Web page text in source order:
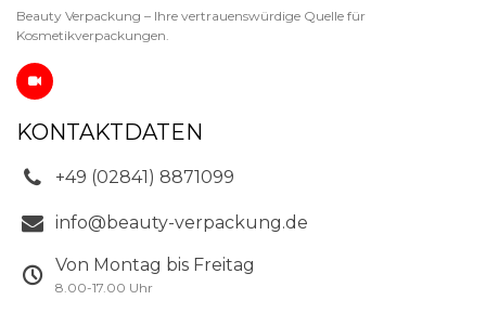
Beauty Verpackung – Ihre vertrauenswürdige Quelle für
Kosmetikverpackungen.
KONTAKTDATEN
+49 (02841) 8871099
info@beauty-verpackung.de
Von Montag bis Freitag
8.00-17.00 Uhr